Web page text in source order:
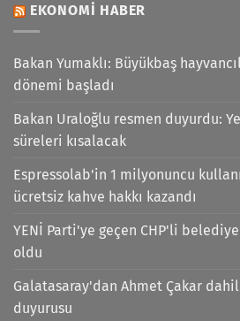
EKONOMI HABER
Bakan Yumaklı: Büyükbaş
dönemi başladı
Bakan Uraloğlu resmen duyurdu:
süreleri kısalacak
Espressolab'in 1 milyonuncu
ücretsiz kahve hakkı kazandı
YENİ Parti'ye geçen CHP'li belediye
oldu
Galatasaray'dan Ahmet Çakar
duyurusu